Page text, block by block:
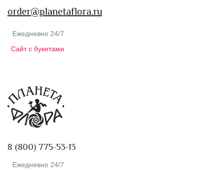
order@planetaflora.ru
Ежедневно 24/7
Сайт с букетами
8 (800) 775-53-13
Ежедневно 24/7